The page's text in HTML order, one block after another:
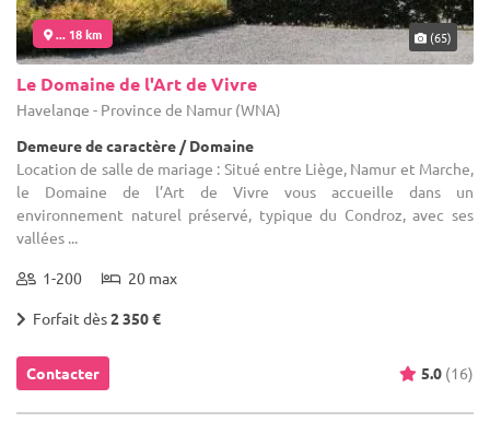
... 18 km (65)
Le Domaine de l'Art de Vivre
Havelange - Province de Namur (WNA)
Demeure de caractère / Domaine
Location de salle de mariage : Situé entre Liège, Namur et Marche,
le Domaine de l’Art de Vivre vous accueille dans un
environnement naturel préservé, typique du Condroz, avec ses
vallées ...
1-200 20 max
Forfait dès2 350 €
Contacter 5.0 (16)